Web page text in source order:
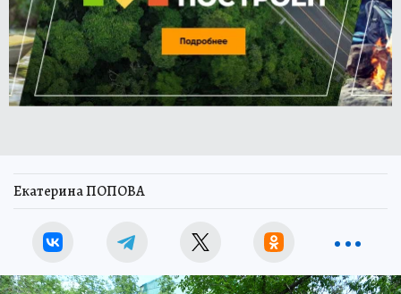
Екатерина ПОПОВА